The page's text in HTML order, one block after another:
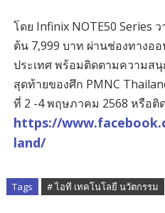
โดย Infinix NOTE50 Series
ต้น 7,999 บาท ผ่านช่องทางอ
ประเทศ พร้อมติดตามความสนุ
สุดท้ายของศึก PMNC
ที่ 2 -4 พฤษภาคม 2568 หรือติ
https://
land/
Tags # ไอที เทคโนโลยี นวัตกรรม